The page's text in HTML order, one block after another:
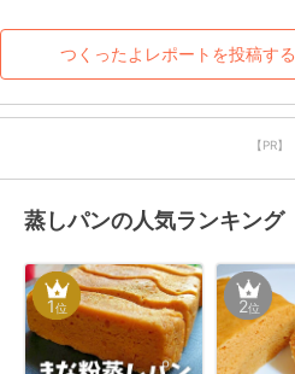
つくったよレポートを投稿する
【PR】
蒸しパンの人気ランキング
1位 2位